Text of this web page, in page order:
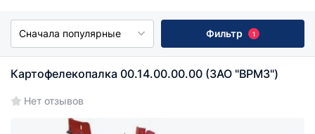
Сначала популярные Фильтр 1
Картофелекопалка 00.14.00.00.00 (ЗАО "ВРМЗ")
Нет отзывов